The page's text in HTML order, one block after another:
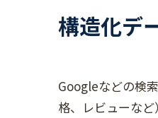
構造化デ
Googleなどの検
格、レビューな